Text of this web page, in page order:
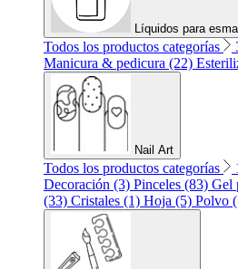
Líquidos para
Todos los productos categorías
Manicura & pedicura (22)
Nail Art
Todos los productos categorías
Decoración (3) Pinceles (83) Gel
(33) Cristales (1) Hoja (5) Polvo